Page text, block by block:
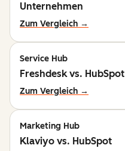
Unternehmen
Zum Vergleich →
Service Hub
Freshdesk vs. HubSpot
Zum Vergleich →
Marketing Hub
Klaviyo vs. HubSpot